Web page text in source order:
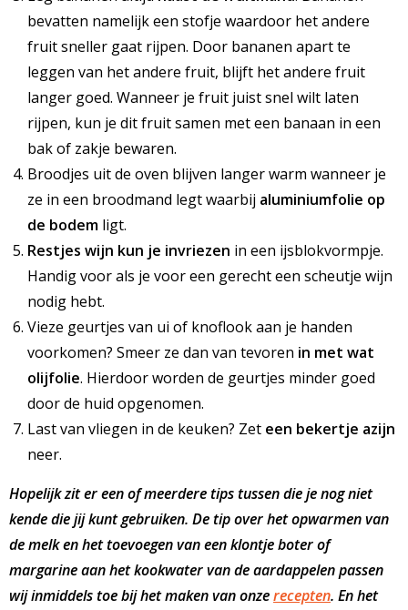
bevatten namelijk een stofje waardoor het andere
fruit sneller gaat rijpen. Door bananen apart te
leggen van het andere fruit, blijft het andere fruit
langer goed. Wanneer je fruit juist snel wilt laten
rijpen, kun je dit fruit samen met een banaan in een
bak of zakje bewaren.
Broodjes uit de oven blijven langer warm wanneer je
ze in een broodmand legt waarbij aluminiumfolie op
de bodem ligt.
Restjes wijn kun je invriezen in een ijsblokvormpje.
Handig voor als je voor een gerecht een scheutje wijn
nodig hebt.
Vieze geurtjes van ui of knoflook aan je handen
voorkomen? Smeer ze dan van tevoren in met wat
olijfolie. Hierdoor worden de geurtjes minder goed
door de huid opgenomen.
Last van vliegen in de keuken? Zet een bekertje azijn
neer.
Hopelijk zit er een of meerdere tips tussen die je nog niet
kende die jij kunt gebruiken. De tip over het opwarmen van
de melk en het toevoegen van een klontje boter of
margarine aan het kookwater van de aardappelen passen
wij inmiddels toe bij het maken van onzerecepten. En het